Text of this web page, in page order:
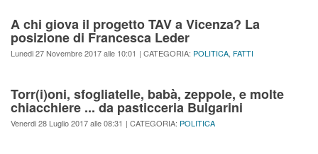
A chi giova il progetto TAV a Vicenza? La
posizione di Francesca Leder
Lunedi 27 Novembre 2017 alle 10:01 | CATEGORIA: POLITICA, FATTI
Torr(i)oni, sfogliatelle, babà, zeppole, e molte
chiacchiere ... da pasticceria Bulgarini
Venerdi 28 Luglio 2017 alle 08:31 | CATEGORIA: POLITICA